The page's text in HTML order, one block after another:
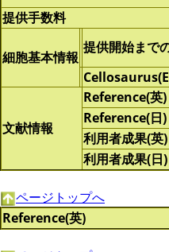
提供手数料
細胞基本情報
提供開始まで
文献情報
Reference(英)
Reference(日)
利用者成果(英)
利用者成果(日)
ページトップへ
Reference(英)